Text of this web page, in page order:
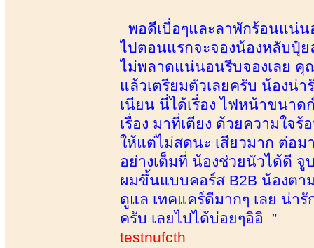
พอดีเบื่อๆและลาพักร้อนแน่
ไปตอนแรกจะจองน้องหลับปุ๋ย
ไม่พลาดแน่นอนรีบจองเลย คุ
แล้วเตรียมตัวเลยครับ น้องน่
เนียน นี่ได้เรื่อง ไฟหน้าขนาด
เรื่อง มาที่เตียง ด้วยความใจ
ให้แต่ไม่สดนะ เสียวมาก ต่อ
อย่างเต็มที่ น้องช่วยนัวได้ดี จู
ผมขึ้นแบบคอร์ส B2B น้องต
ดูแล เทคแคร์ดีมากๆ เลย น่
ครับ เลยไปได้บ่อยๆอิอิ ”
testnufcth